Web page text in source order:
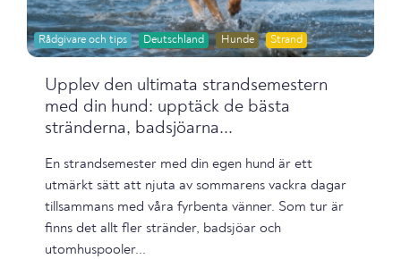
Rådgivare och tips Deutschland Hunde Strand
Upplev den ultimata strandsemestern
med din hund: upptäck de bästa
stränderna, badsjöarna...
En strandsemester med din egen hund är ett
utmärkt sätt att njuta av sommarens vackra dagar
tillsammans med våra fyrbenta vänner. Som tur är
finns det allt fler stränder, badsjöar och
utomhuspooler...